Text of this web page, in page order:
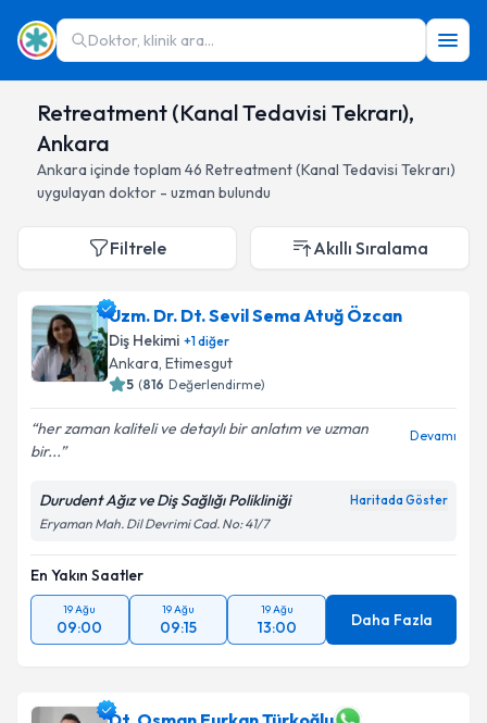
Doktor, klinik ara...
Retreatment (Kanal Tedavisi Tekrarı),
Ankara
Ankara içinde toplam 46 Retreatment (Kanal Tedavisi Tekrarı)
uygulayan doktor - uzman bulundu
Filtrele Akıllı Sıralama
Uzm. Dr. Dt. Sevil Sema Atuğ Özcan
Diş Hekimi +1diğer
Ankara, Etimesgut
5 (816 Değerlendirme)
her zaman kaliteli ve detaylı bir anlatım ve uzman
bir...
Devamı
Durudent Ağız ve Diş Sağlığı Polikliniği Haritada Göster
Eryaman Mah. Dil Devrimi Cad. No: 41/7
En Yakın Saatler
19 Ağu
09:00
19 Ağu
09:15
19 Ağu
13:00 Daha Fazla